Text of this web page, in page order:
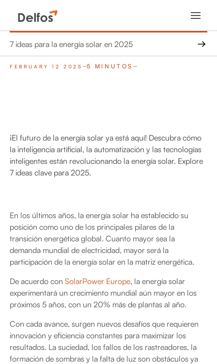
7 ideas para la energía solar en 2025
FEBRUARY 12 2025 5 MINUTOS
¡El futuro de la energía solar ya está aquí! Descubra cómo
la inteligencia artificial, la automatización y las tecnologías
inteligentes están revolucionando la energía solar. Explore
7 ideas clave para 2025.
En los últimos años, la energía solar ha establecido su
posición como uno de los principales pilares de la
transición energética global. Cuanto mayor sea la
demanda mundial de electricidad, mayor será la
participación de la energía solar en la matriz energética.
De acuerdo con SolarPower Europe, la energía solar
experimentará un crecimiento mundial aún mayor en los
próximos 5 años, con un 20% más de plantas al año.
Con cada avance, surgen nuevos desafíos que requieren
innovación y eficiencia constantes para maximizar los
resultados. La suciedad, los fallos de los rastreadores, la
formación de sombras y la falta de luz son obstáculos ya